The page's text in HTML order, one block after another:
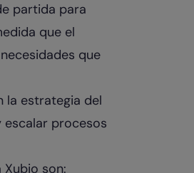
partida para
que el
que
la estrategia del
procesos
son: